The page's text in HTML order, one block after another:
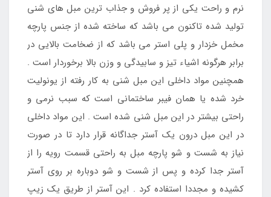
نرم و راحت یکی از پر فروش و جذاب ترین مبل های شنی
تولید شده تاکنون می باشد که ساخته شده از جنس پارچه
مخمل خزدار و پلی استر می باشد که از ضخامت بالایی در
برابر هرگونه اشیاء تیز و سابیدگی و وزن بالا برخوردار است .
همچنین مواد داخلی این مبل شنی به کار رفته از یونولیت
خرد شده یا همان فیبر ساختمانی است که سبب نرمی و
راحتی بیشتر در این مبل شنی شده است . این مواد داخلی
در این مبل درون یک آستر جداگانه قرار دارد تا در صورت
نیاز به شست و شو پارچه مبل به راحتی قسمت رویه را از
آستر جدا کرده و پس از شست و شو دوباره بر روی آستر
کشیده و مجددا استفاده کرد . این آستر از طریق یک زیپ